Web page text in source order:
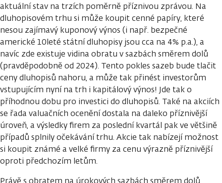
aktuální stav na trzích poměrně příznivou zprávou. Na
dluhopisovém trhu si může koupit cenné papíry, které
nesou zajímavý kuponový výnos (i např. bezpečné
americké 10leté státní dluhopisy jsou cca na 4% p.a.), a
navíc zde existuje vidina obratu v sazbách směrem dolů
(pravděpodobně od 2024). Tento pokles sazeb bude tlačit
ceny dluhopisů nahoru, a může tak přinést investorům
vstupujícím nyní na trh i kapitálový výnos! Jde tak o
příhodnou dobu pro investici do dluhopisů. Také na akciích
se řada valuačních ocenění dostala na daleko příznivější
úroveň, a výsledky firem za poslední kvartál pak ve většině
případů splnily očekávání trhu. Akcie tak nabízejí možnost
si koupit známé a velké firmy za cenu výrazně příznivější
oproti předchozím letům.
Právě s obratem na úrokových sazbách směrem dolů